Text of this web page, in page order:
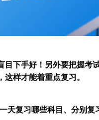
下手好！另外要把握考
样才能着重点复习。
天复习哪些科目、分别复